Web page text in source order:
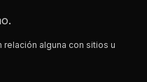
alguna con sitios u